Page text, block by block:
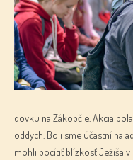
dovku na Zákopčie. Akcia
oddych. Boli sme účastní na
mohli pocítiť blízkosť Ježiša v